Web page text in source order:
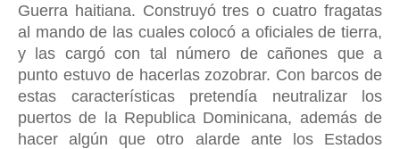
Guerra haitiana. Construyó tres o cuatro fragatas
al mando de las cuales colocó a oficiales de tierra,
y las cargó con tal número de cañones que a
punto estuvo de hacerlas zozobrar. Con barcos de
estas características pretendía neutralizar los
puertos de la Republica Dominicana, además de
hacer algún que otro alarde ante los Estados